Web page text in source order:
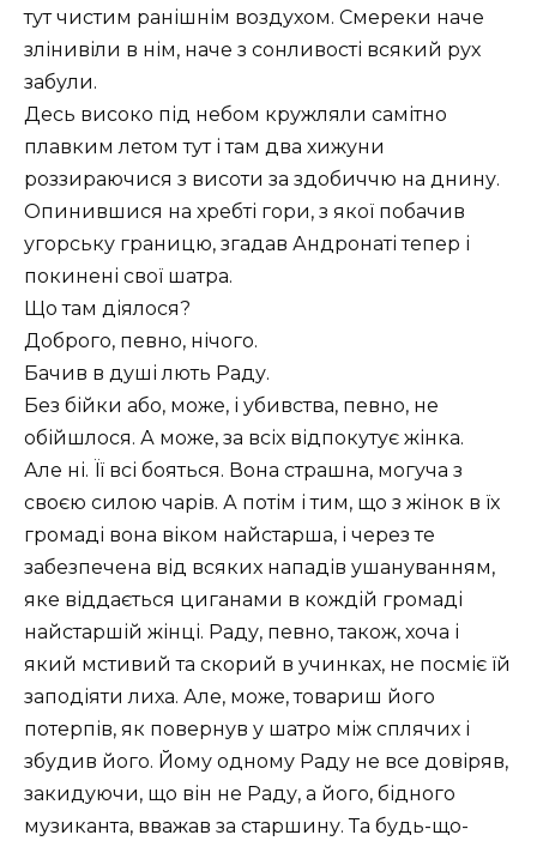
тут чистим ранішнім воздухом. Смереки наче
злінивіли в нім, наче з сонливості всякий рух
забули.
Десь високо під небом кружляли самітно
плавким летом тут і там два хижуни
роззираючися з висоти за здобиччю на днину.
Опинившися на хребті гори, з якої побачив
угорську границю, згадав Андронаті тепер і
покинені свої шатра.
Що там діялося?
Доброго, певно, нічого.
Бачив в душі лють Раду.
Без бійки або, може, і убивства, певно, не
обійшлося. А може, за всіх відпокутує жінка.
Але ні. Її всі бояться. Вона страшна, могуча з
своєю силою чарів. А потім і тим, що з жінок в їх
громаді вона віком найстарша, і через те
забезпечена від всяких нападів ушануванням,
яке віддається циганами в кождій громаді
найстаршій жінці. Раду, певно, також, хоча і
який мстивий та скорий в учинках, не посміє їй
заподіяти лиха. Але, може, товариш його
потерпів, як повернув у шатро між сплячих і
збудив його. Йому одному Раду не все довіряв,
закидуючи, що він не Раду, а його, бідного
музиканта, вважав за старшину. Та будь-що-